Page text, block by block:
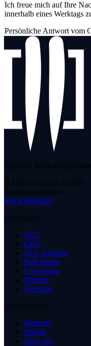
Ich freue mich auf Ihre
innerhalb eines Werktags
Persönliche Antwort vom
Digitaler
DAMA Solutions GmbH
Frankfurt am Main
069 870065051
Leistungen
SEO
GEO
SEA-Agentur
Paid Media
Conversion
Website
Webshop
Unternehmen
Methode
Wissen
Über uns